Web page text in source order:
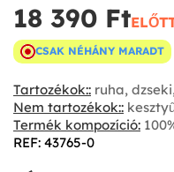
18 390 Ft‎
CSAK NÉHÁNY MARADT
Tartozékok:: ruha,
Nem tartozékok::
Termék kompozíció:
REF: 43765-0